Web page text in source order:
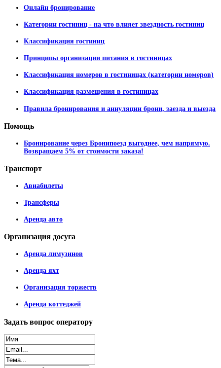
Онлайн бронирование
Категории гостиниц - на что влияет звездность гостиниц
Классификация гостиниц
Принципы организации питания в гостиницах
Классификация номеров в гостиницах (категории номеров)
Классификация размещения в гостиницах
Правила бронирования и аннуляции брони, заезда и выезда
Помощь
Бронирование через Бронипоезд выгоднее, чем напрямую.
Возвращаем 5% от стоимости заказа!
Транспорт
Авиабилеты
Трансферы
Аренда авто
Организация досуга
Аренда лимузинов
Аренда яхт
Организация торжеств
Аренда коттеджей
Задать вопрос оператору